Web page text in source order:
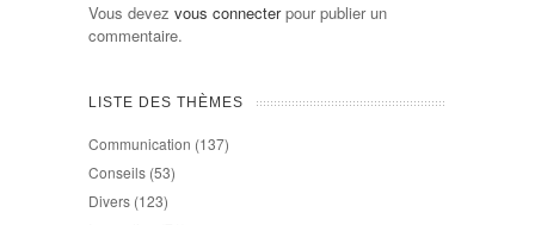
Vous devez vous connecterpour publier un
commentaire.
LISTE DES THÈMES
Communication (137)
Conseils (53)
Divers (123)